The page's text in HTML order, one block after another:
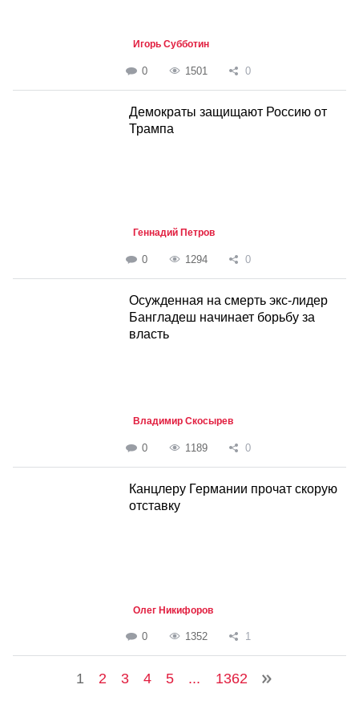
Игорь Субботин
0 1501 0
Демократы защищают Россию от
Трампа
Геннадий Петров
0 1294 0
Осужденная на смерть экс-лидер
Бангладеш начинает борьбу за
власть
Владимир Скосырев
0 1189 0
Канцлеру Германии прочат скорую
отставку
Олег Никифоров
0 1352 1
1 2 3 4 5 ... 1362